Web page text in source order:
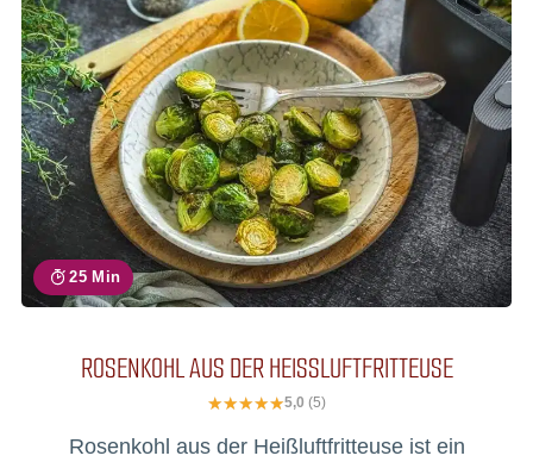
25 Min
ROSENKOHL AUS DER HEISSLUFTFRITTEUSE
5,0 (5)
Rosenkohl aus der Heißluftfritteuse ist ein